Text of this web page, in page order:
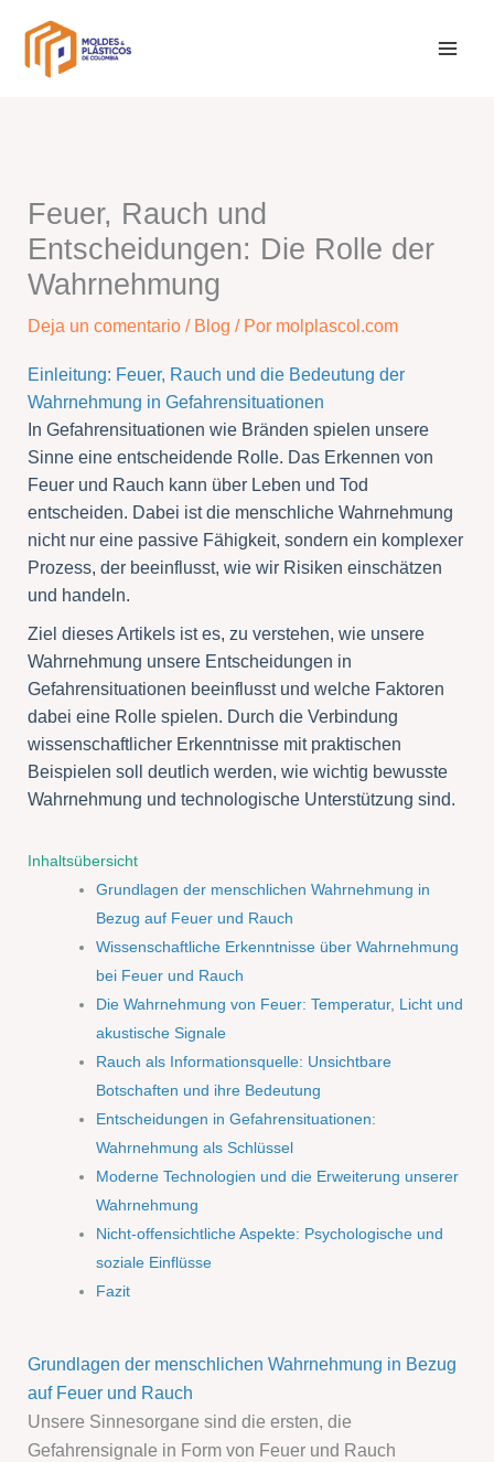
contenido
Feuer, Rauch und
Entscheidungen: Die Rolle der
Wahrnehmung
Deja un comentario / Blog / Por molplascol.com
Einleitung: Feuer, Rauch und die Bedeutung der
Wahrnehmung in Gefahrensituationen
In Gefahrensituationen wie Bränden spielen unsere
Sinne eine entscheidende Rolle. Das Erkennen von
Feuer und Rauch kann über Leben und Tod
entscheiden. Dabei ist die menschliche Wahrnehmung
nicht nur eine passive Fähigkeit, sondern ein komplexer
Prozess, der beeinflusst, wie wir Risiken einschätzen
und handeln.
Ziel dieses Artikels ist es, zu verstehen, wie unsere
Wahrnehmung unsere Entscheidungen in
Gefahrensituationen beeinflusst und welche Faktoren
dabei eine Rolle spielen. Durch die Verbindung
wissenschaftlicher Erkenntnisse mit praktischen
Beispielen soll deutlich werden, wie wichtig bewusste
Wahrnehmung und technologische Unterstützung sind.
Inhaltsübersicht
Grundlagen der menschlichen Wahrnehmung in
Bezug auf Feuer und Rauch
Wissenschaftliche Erkenntnisse über Wahrnehmung
bei Feuer und Rauch
Die Wahrnehmung von Feuer: Temperatur, Licht und
akustische Signale
Rauch als Informationsquelle: Unsichtbare
Botschaften und ihre Bedeutung
Entscheidungen in Gefahrensituationen:
Wahrnehmung als Schlüssel
Moderne Technologien und die Erweiterung unserer
Wahrnehmung
Nicht-offensichtliche Aspekte: Psychologische und
soziale Einflüsse
Fazit
Grundlagen der menschlichen Wahrnehmung in Bezug
auf Feuer und Rauch
Unsere Sinnesorgane sind die ersten, die
Gefahrensignale in Form von Feuer und Rauch